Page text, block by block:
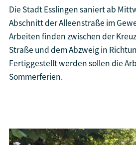
Die Stadt Esslingen saniert ab
Abschnitt der Alleenstraße im
Arbeiten finden zwischen der
Straße und dem Abzweig in
Fertiggestellt werden sollen die
Sommerferien.